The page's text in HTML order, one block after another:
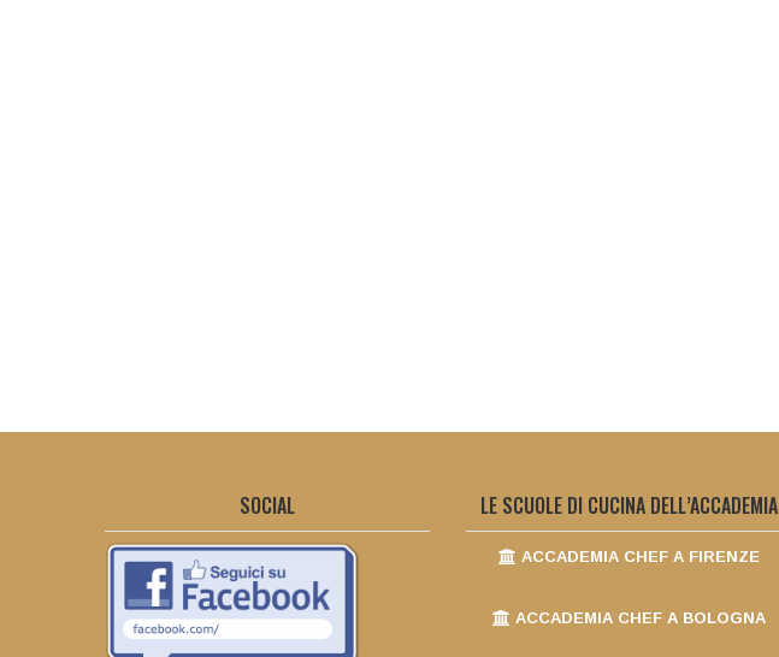
SOCIAL LE SCUOLE DI CUCINA DELL’ACCADEMIA
ACCADEMIA CHEF A FIRENZE
ACCADEMIA CHEF A BOLOGNA